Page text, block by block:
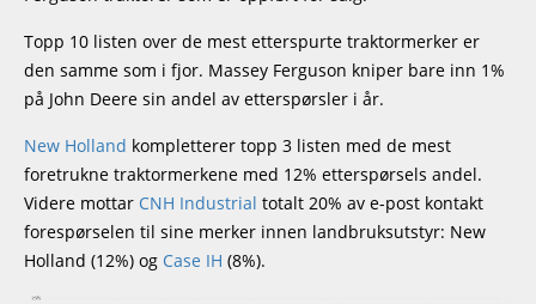
Topp 10 listen over de mest etterspurte traktormerker er
den samme som i fjor. Massey Ferguson kniper bare inn 1%
på John Deere sin andel av etterspørsler i år.
New Holland kompletterer topp 3 listen med de mest
foretrukne traktormerkene med 12% etterspørsels andel.
Videre mottar CNH Industrial totalt 20% av e-post kontakt
forespørselen til sine merker innen landbruksutstyr: New
Holland (12%) og Case IH (8%).